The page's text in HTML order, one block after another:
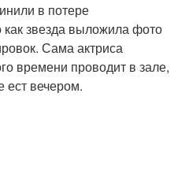
в потере
как звезда выложила фото
Сама актриса
времени проводит в зале,
ест вечером.